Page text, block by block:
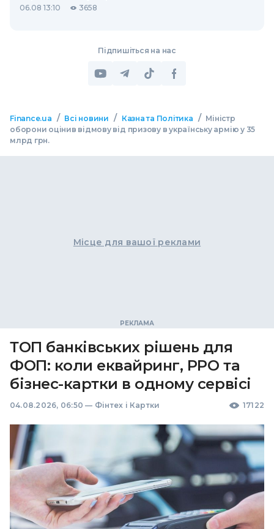
06.08 13:10 3658
Підпишіться на нас
Finance.ua / Всі новини / Казна та Політика / Міністр
оборони оцінив відмову від призову в українську армію у 35
млрд грн.
Місце для вашої реклами
ТОП банківських рішень для
ФОП: коли еквайринг, РРО та
бізнес-картки в одному сервісі
04.08.2026, 06:50 — Фінтех і Картки 17122